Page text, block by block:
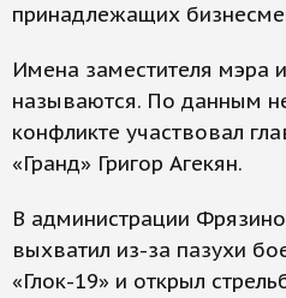
принадлежащих
Имена заместителя мэра
называются. По данным
конфликте участвовал
«Гранд» Григор Агекян.
В администрации Фрязино
выхватил из-за пазухи
«Глок-19» и открыл